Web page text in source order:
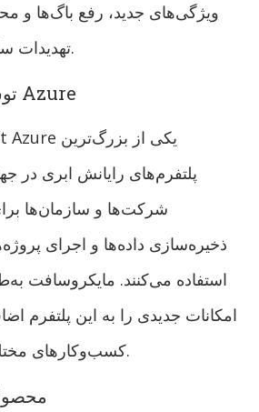
ویژگی‌های جدید، رفع باگ‌ها و
تهدیدات سایبری بهره‌مند شوند.
توسعه خدمات ابری Azure
پلتفرم‌های رایانش ابری در
شرکت‌ها و سازمان‌ها
ذخیره‌سازی داده‌ها و اجرای
امکانات جدیدی را به این پلتفرم
کسب‌وکارهای مختلف را برآورده سازد.